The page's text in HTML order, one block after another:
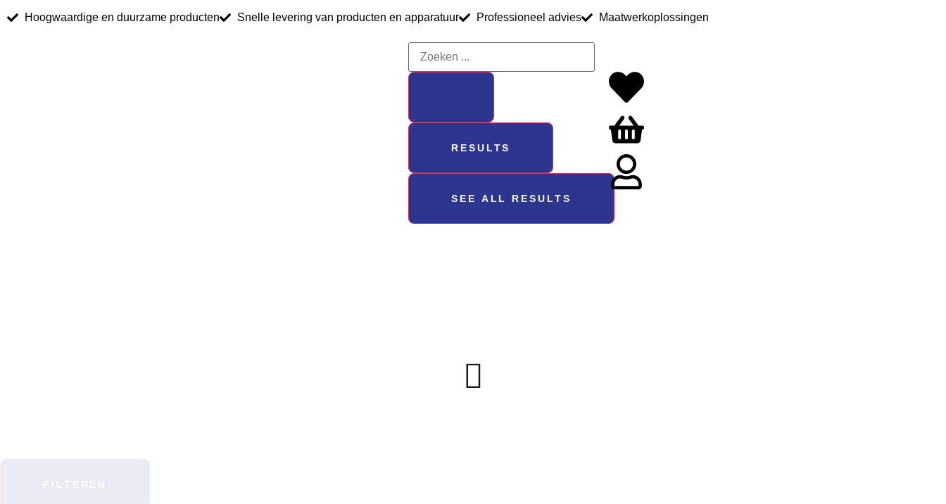
Hoogwaardige en duurzame producten Snelle levering van producten en apparatuur Professioneel advies Maatwerkoplossingen
RESULTS
SEE ALL RESULTS